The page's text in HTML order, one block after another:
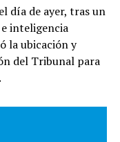
día de ayer, tras un
inteligencia
la ubicación y
del Tribunal para